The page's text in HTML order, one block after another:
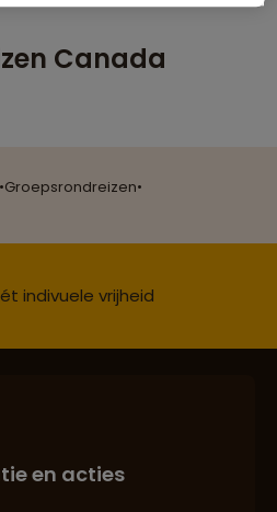
•Groepsrondreizen•
Canada
mens, cultuur en milieu
indivuele vrijheid
reisadvies
en acties